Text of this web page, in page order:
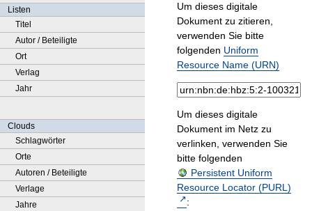
Listen
Titel
Autor / Beteiligte
Ort
Verlag
Jahr
Clouds
Schlagwörter
Orte
Autoren / Beteiligte
Verlage
Jahre
Um dieses digitale
Dokument zu zitieren,
verwenden Sie bitte
folgenden Uniform
Resource Name (URN)
Um dieses digitale
Dokument im Netz zu
verlinken, verwenden Sie
bitte folgenden
Persistent Uniform
Resource Locator (PURL)
: